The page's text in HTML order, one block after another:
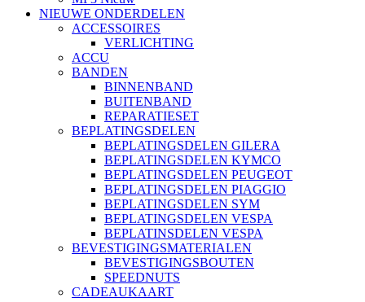
NIEUWE ONDERDELEN
ACCESSOIRES
VERLICHTING
ACCU
BANDEN
BINNENBAND
BUITENBAND
REPARATIESET
BEPLATINGSDELEN
BEPLATINGSDELEN GILERA
BEPLATINGSDELEN KYMCO
BEPLATINGSDELEN PEUGEOT
BEPLATINGSDELEN PIAGGIO
BEPLATINGSDELEN SYM
BEPLATINGSDELEN VESPA
BEPLATINSDELEN VESPA
BEVESTIGINGSMATERIALEN
BEVESTIGINGSBOUTEN
SPEEDNUTS
CADEAUKAART